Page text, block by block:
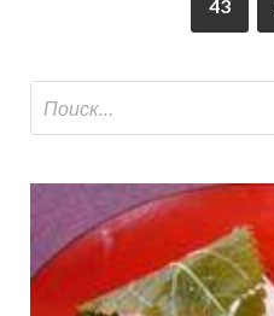
43